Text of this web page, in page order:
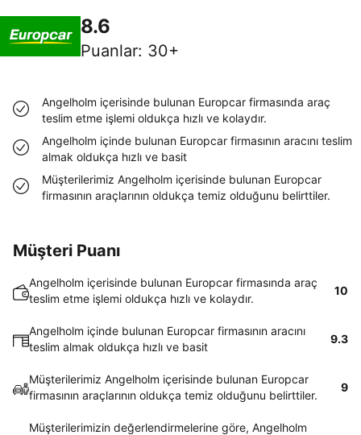
8.6
Puanlar: 30+
Angelholm içerisinde bulunan Europcar firmasında araç
teslim etme işlemi oldukça hızlı ve kolaydır.
Angelholm içinde bulunan Europcar firmasının aracını teslim
almak oldukça hızlı ve basit
Müşterilerimiz Angelholm içerisinde bulunan Europcar
firmasının araçlarının oldukça temiz olduğunu belirttiler.
Müşteri Puanı
Angelholm içerisinde bulunan Europcar firmasında araç
teslim etme işlemi oldukça hızlı ve kolaydır.
10
Angelholm içinde bulunan Europcar firmasının aracını
teslim almak oldukça hızlı ve basit
9.3
Müşterilerimiz Angelholm içerisinde bulunan Europcar
firmasının araçlarının oldukça temiz olduğunu belirttiler.
9
Müşterilerimizin değerlendirmelerine göre, Angelholm